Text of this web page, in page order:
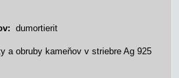
dumortierit
a obruby kameňov v striebre Ag 925